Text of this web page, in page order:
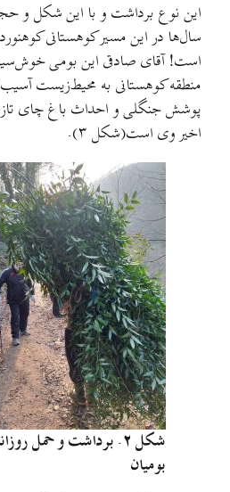
این نوع برداشت و با این شکل و
سال‌ها در این مسیر کوهستانی
است! آقای صادقی این بومی
منطقه کوهستانی به محیط‌زیست آسیب
پوشش جنگلی و احداث باغ چای
اخیر وی است(شکل ۳).
شکل ۲. برداشت و حمل
بومیان